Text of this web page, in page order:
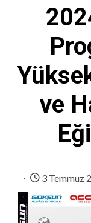
ve
3 Temmuz